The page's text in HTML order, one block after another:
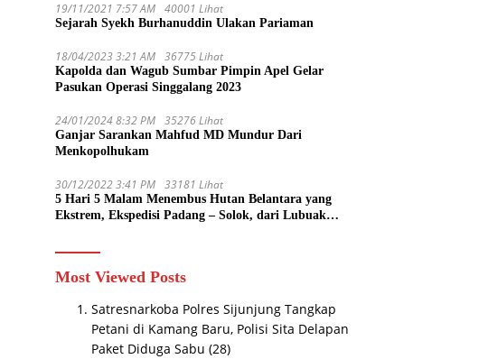
19/11/2021 7:57 AM 40001 Lihat
Sejarah Syekh Burhanuddin Ulakan Pariaman
18/04/2023 3:21 AM 36775 Lihat
Kapolda dan Wagub Sumbar Pimpin Apel Gelar
Pasukan Operasi Singgalang 2023
24/01/2024 8:32 PM 35276 Lihat
Ganjar Sarankan Mahfud MD Mundur Dari
Menkopolhukam
30/12/2022 3:41 PM 33181 Lihat
5 Hari 5 Malam Menembus Hutan Belantara yang
Ekstrem, Ekspedisi Padang – Solok, dari Lubuak
Most Viewed Posts
Satresnarkoba Polres Sijunjung Tangkap
Petani di Kamang Baru, Polisi Sita Delapan
Paket Diduga Sabu (28)